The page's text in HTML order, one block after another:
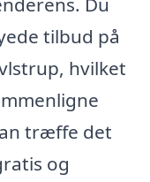
tilbud på
hvilket
træffe det
og